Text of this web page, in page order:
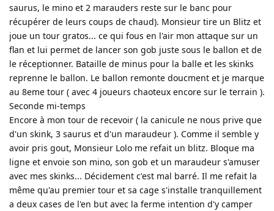
saurus, le mino et 2 marauders reste sur le banc pour
récupérer de leurs coups de chaud). Monsieur tire un Blitz et
joue un tour gratos... ce qui fous en l'air mon attaque sur un
flan et lui permet de lancer son gob juste sous le ballon et de
le réceptionner. Bataille de minus pour la balle et les skinks
reprenne le ballon. Le ballon remonte doucment et je marque
au 8eme tour ( avec 4 joueurs chaoteux encore sur le terrain ).
Seconde mi-temps
Encore à mon tour de recevoir ( la canicule ne nous prive que
d'un skink, 3 saurus et d'un maraudeur ). Comme il semble y
avoir pris gout, Monsieur Lolo me refait un blitz. Bloque ma
ligne et envoie son mino, son gob et un maraudeur s'amuser
avec mes skinks... Décidement c'est mal barré. Il me refait la
même qu'au premier tour et sa cage s'installe tranquillement
a deux cases de l'en but avec la ferme intention d'y camper